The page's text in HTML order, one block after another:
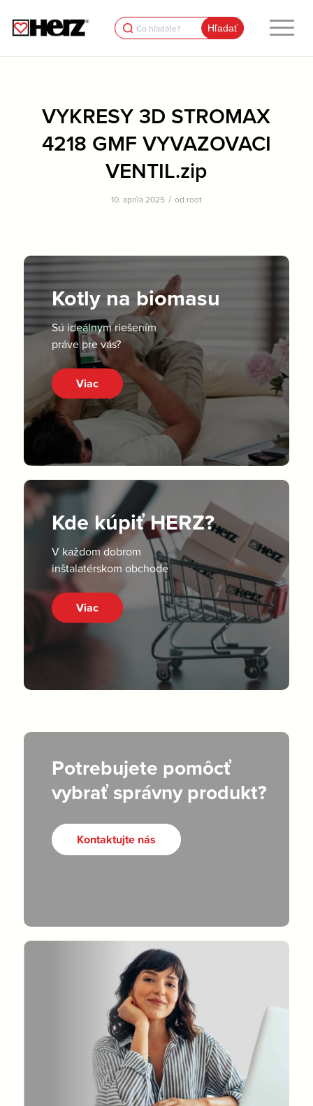
Search
for:
VYKRESY 3D STROMAX
4218 GMF VYVAZOVACI
VENTIL.zip
10. apríla 2025 / od root
Kotly na biomasu
Sú ideálnym riešením
práve pre vás?
Viac
Kde kúpiť HERZ?
V každom dobrom
inštalatérskom obchode
Viac
Potrebujete pomôcť
vybrať správny produkt?
Kontaktujte nás